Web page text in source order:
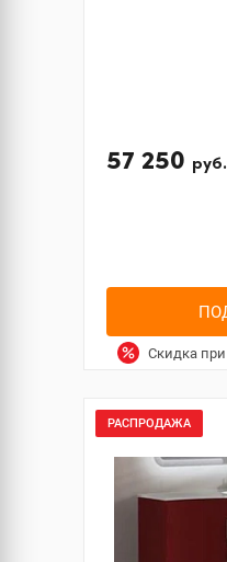
57 250 руб.
Скидка
РАСПРОДАЖА